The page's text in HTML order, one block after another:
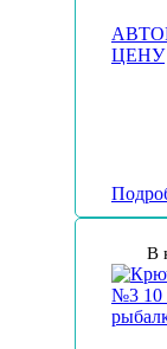
ЦЕНУ
В